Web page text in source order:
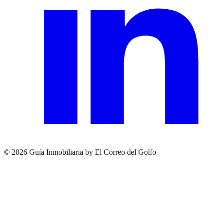
© 2026 Guía Inmobiliaria by El Correo del Golfo